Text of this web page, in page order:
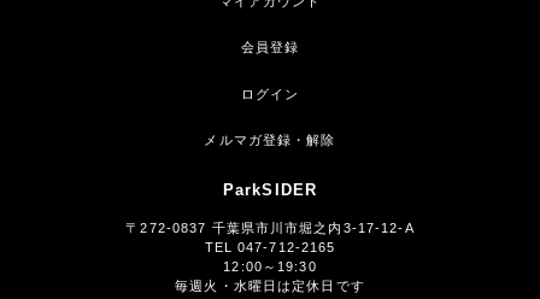
会員登録
ログイン
メルマガ登録・解除
ParkSIDER
〒272-0837 千葉県市川市堀之内3-17-12-A
TEL 047-712-2165
12:00～19:30
毎週火・水曜日は定休日です